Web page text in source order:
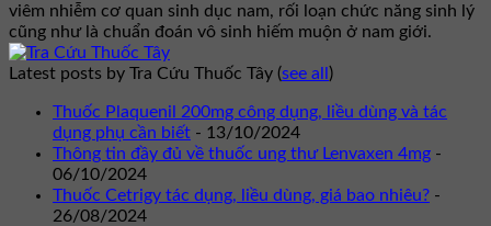
viêm nhiễm cơ quan sinh dục nam, rối loạn chức năng sinh lý
cũng như là chuẩn đoán vô sinh hiếm muộn ở nam giới.
Latest posts by Tra Cứu Thuốc Tây (see all)
Thuốc Plaquenil 200mg công dụng, liều dùng và tác
dụng phụ cần biết - 13/10/2024
Thông tin đầy đủ về thuốc ung thư Lenvaxen 4mg -
06/10/2024
Thuốc Cetrigy tác dụng, liều dùng, giá bao nhiêu? -
26/08/2024